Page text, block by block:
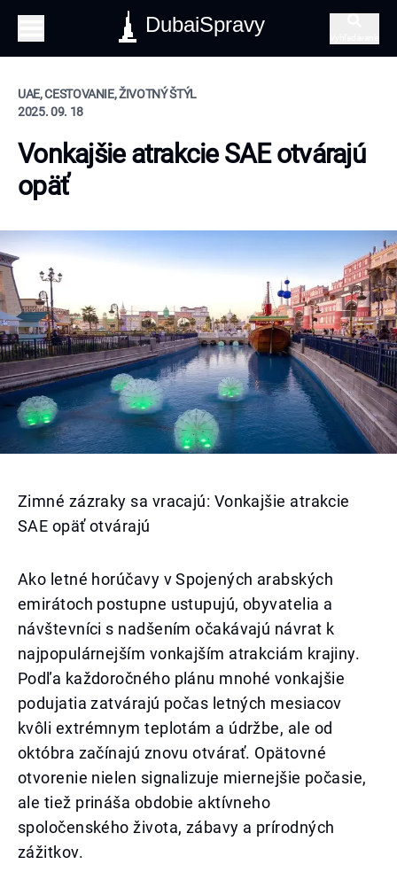
DubaiSpravy
UAE, CESTOVANIE, ŽIVOTNÝ ŠTÝL
2025. 09. 18
Vonkajšie atrakcie SAE otvárajú
opäť
Zimné zázraky sa vracajú: Vonkajšie atrakcie
SAE opäť otvárajú
Ako letné horúčavy v Spojených arabských
emirátoch postupne ustupujú, obyvatelia a
návštevníci s nadšením očakávajú návrat k
najpopulárnejším vonkajším atrakciám krajiny.
Podľa každoročného plánu mnohé vonkajšie
podujatia zatvárajú počas letných mesiacov
kvôli extrémnym teplotám a údržbe, ale od
októbra začínajú znovu otvárať. Opätovné
otvorenie nielen signalizuje miernejšie počasie,
ale tiež prináša obdobie aktívneho
spoločenského života, zábavy a prírodných
zážitkov.